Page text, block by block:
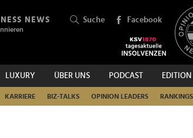
NEWS Suche Facebook
LUXURY ÜBER UNS PODCAST EDITION
KARRIERE BIZ-TALKS OPINION LEADERS RANKINGS
SUCHEN